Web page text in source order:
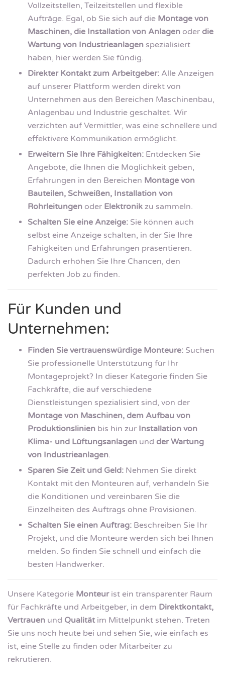
Vollzeitstellen, Teilzeitstellen und flexible
Aufträge. Egal, ob Sie sich auf die Montage von
Maschinen, die Installation von Anlagen oder die
Wartung von Industrieanlagen spezialisiert
haben, hier werden Sie fündig.
Direkter Kontakt zum Arbeitgeber: Alle Anzeigen
auf unserer Plattform werden direkt von
Unternehmen aus den Bereichen Maschinenbau,
Anlagenbau und Industrie geschaltet. Wir
verzichten auf Vermittler, was eine schnellere und
effektivere Kommunikation ermöglicht.
Erweitern Sie Ihre Fähigkeiten: Entdecken Sie
Angebote, die Ihnen die Möglichkeit geben,
Erfahrungen in den Bereichen Montage von
Bauteilen, Schweißen, Installation von
Rohrleitungen oder Elektronik zu sammeln.
Schalten Sie eine Anzeige: Sie können auch
selbst eine Anzeige schalten, in der Sie Ihre
Fähigkeiten und Erfahrungen präsentieren.
Dadurch erhöhen Sie Ihre Chancen, den
perfekten Job zu finden.
Für Kunden und
Unternehmen:
Finden Sie vertrauenswürdige Monteure: Suchen
Sie professionelle Unterstützung für Ihr
Montageprojekt? In dieser Kategorie finden Sie
Fachkräfte, die auf verschiedene
Dienstleistungen spezialisiert sind, von der
Montage von Maschinen, dem Aufbau von
Produktionslinien bis hin zur Installation von
Klima- und Lüftungsanlagen und der Wartung
von Industrieanlagen.
Sparen Sie Zeit und Geld: Nehmen Sie direkt
Kontakt mit den Monteuren auf, verhandeln Sie
die Konditionen und vereinbaren Sie die
Einzelheiten des Auftrags ohne Provisionen.
Schalten Sie einen Auftrag: Beschreiben Sie Ihr
Projekt, und die Monteure werden sich bei Ihnen
melden. So finden Sie schnell und einfach die
besten Handwerker.
Unsere Kategorie Monteurist ein transparenter Raum
für Fachkräfte und Arbeitgeber, in dem Direktkontakt,
Vertrauen und Qualitätim Mittelpunkt stehen. Treten
Sie uns noch heute bei und sehen Sie, wie einfach es
ist, eine Stelle zu finden oder Mitarbeiter zu
rekrutieren.